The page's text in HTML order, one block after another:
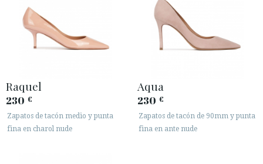
Raquel
230 €
Zapatos de tacón medio y punta
fina en charol nude
Aqua
230 €
Zapatos de tacón de 90mm y punta
fina en ante nude